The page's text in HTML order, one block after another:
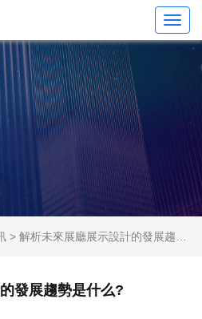
> 解析未來展廳展示設計的發展趨勢是什么?
發展趨勢是什么?